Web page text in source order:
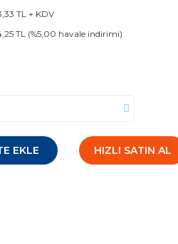
TL + KDV
TL (%5,00 havale indirimi)
EKLE HIZLI SATIN AL